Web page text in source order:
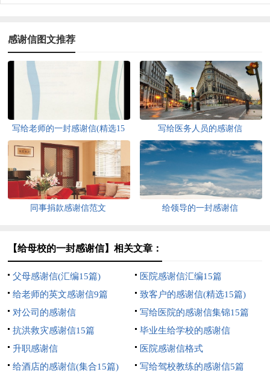
感谢信图文推荐
写给老师的一封感谢信(精选15
篇)
写给医务人员的感谢信
同事捐款感谢信范文 给领导的一封感谢信
【给母校的一封感谢信】相关文章：
父母感谢信(汇编15篇)
医院感谢信汇编15篇
给老师的英文感谢信9篇
致客户的感谢信(精选15篇)
对公司的感谢信
写给医院的感谢信集锦15篇
抗洪救灾感谢信15篇
毕业生给学校的感谢信
升职感谢信
医院感谢信格式
给酒店的感谢信(集合15篇)
写给驾校教练的感谢信5篇